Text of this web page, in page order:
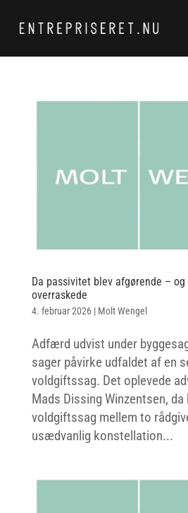
Da passivitet blev afgørende –
overraskede
4. februar 2026| Molt Wengel
Adfærd udvist under
sager påvirke udfaldet af en
voldgiftssag. Det oplevede
Mads Dissing Winzentsen,
voldgiftssag mellem to
usædvanlig konstellation...